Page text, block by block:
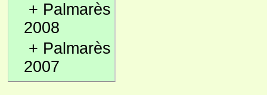
+ Palmarès
2008
+ Palmarès
2007